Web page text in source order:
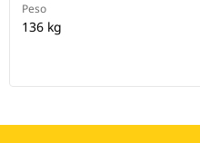
Peso
136 kg